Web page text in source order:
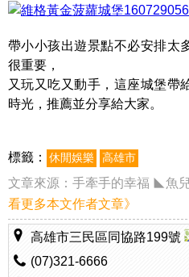
帶小小孩出遊景點不必安排太
很重要，
又玩又吃又動手，這座城堡帶
時光，推薦並分享給大家。
標籤： 休閒娛樂 高雄市
文章來源： 手牽手的幸福 ◣魚
看更多本文作者文章》
高雄市三民區同協路199號
(07)321-6666